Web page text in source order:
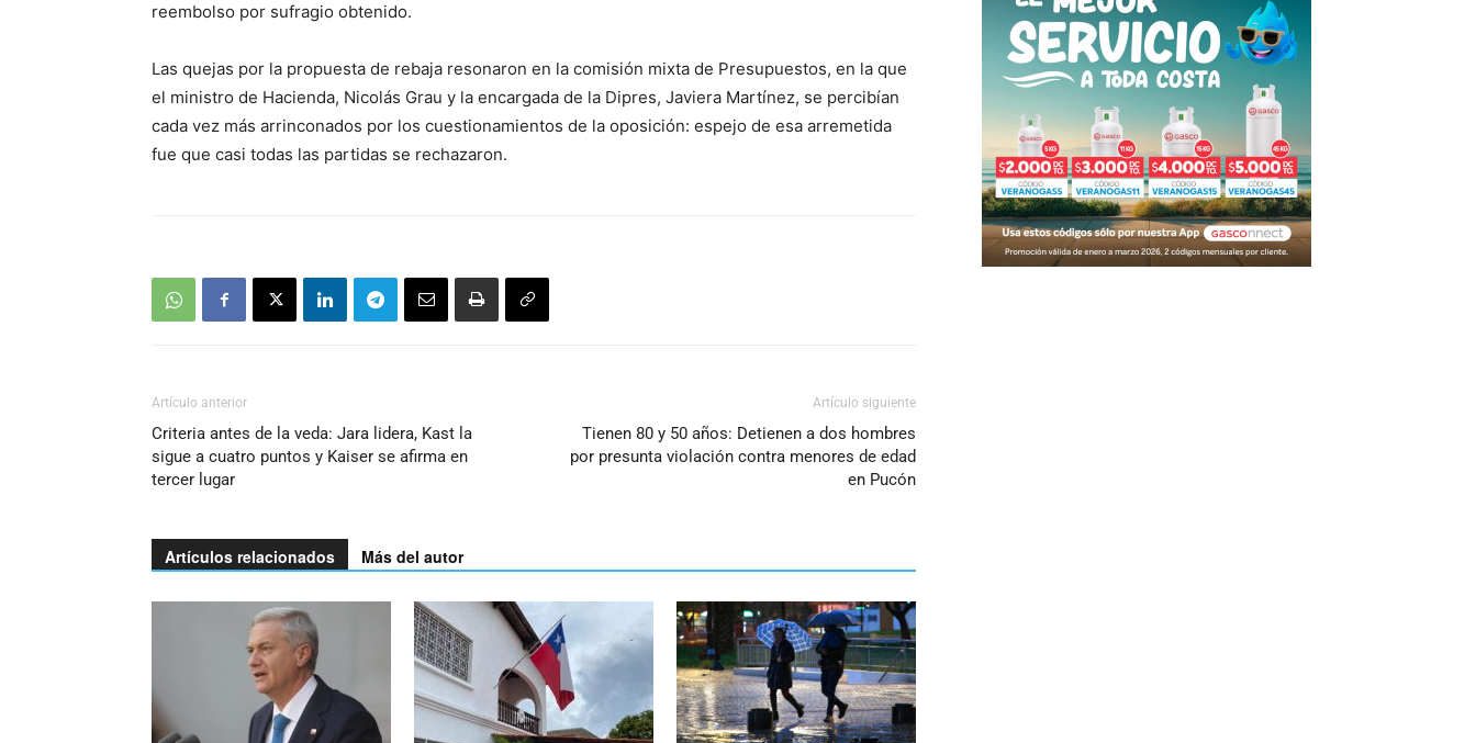
reembolso por sufragio obtenido.
Las quejas por la propuesta de rebaja resonaron en la comisión mixta de Presupuestos, en la que
el ministro de Hacienda, Nicolás Grau y la encargada de la Dipres, Javiera Martínez, se percibían
cada vez más arrinconados por los cuestionamientos de la oposición: espejo de esa arremetida
fue que casi todas las partidas se rechazaron.
Artículo anterior
Criteria antes de la veda: Jara lidera, Kast la
sigue a cuatro puntos y Kaiser se afirma en
tercer lugar
Artículo siguiente
Tienen 80 y 50 años: Detienen a dos hombres
por presunta violación contra menores de edad
en Pucón
Artículos relacionados Más del autor